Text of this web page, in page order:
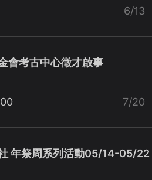
6/13
會考古中心徵才啟事
7/20
年祭周系列活動05/14-05/22